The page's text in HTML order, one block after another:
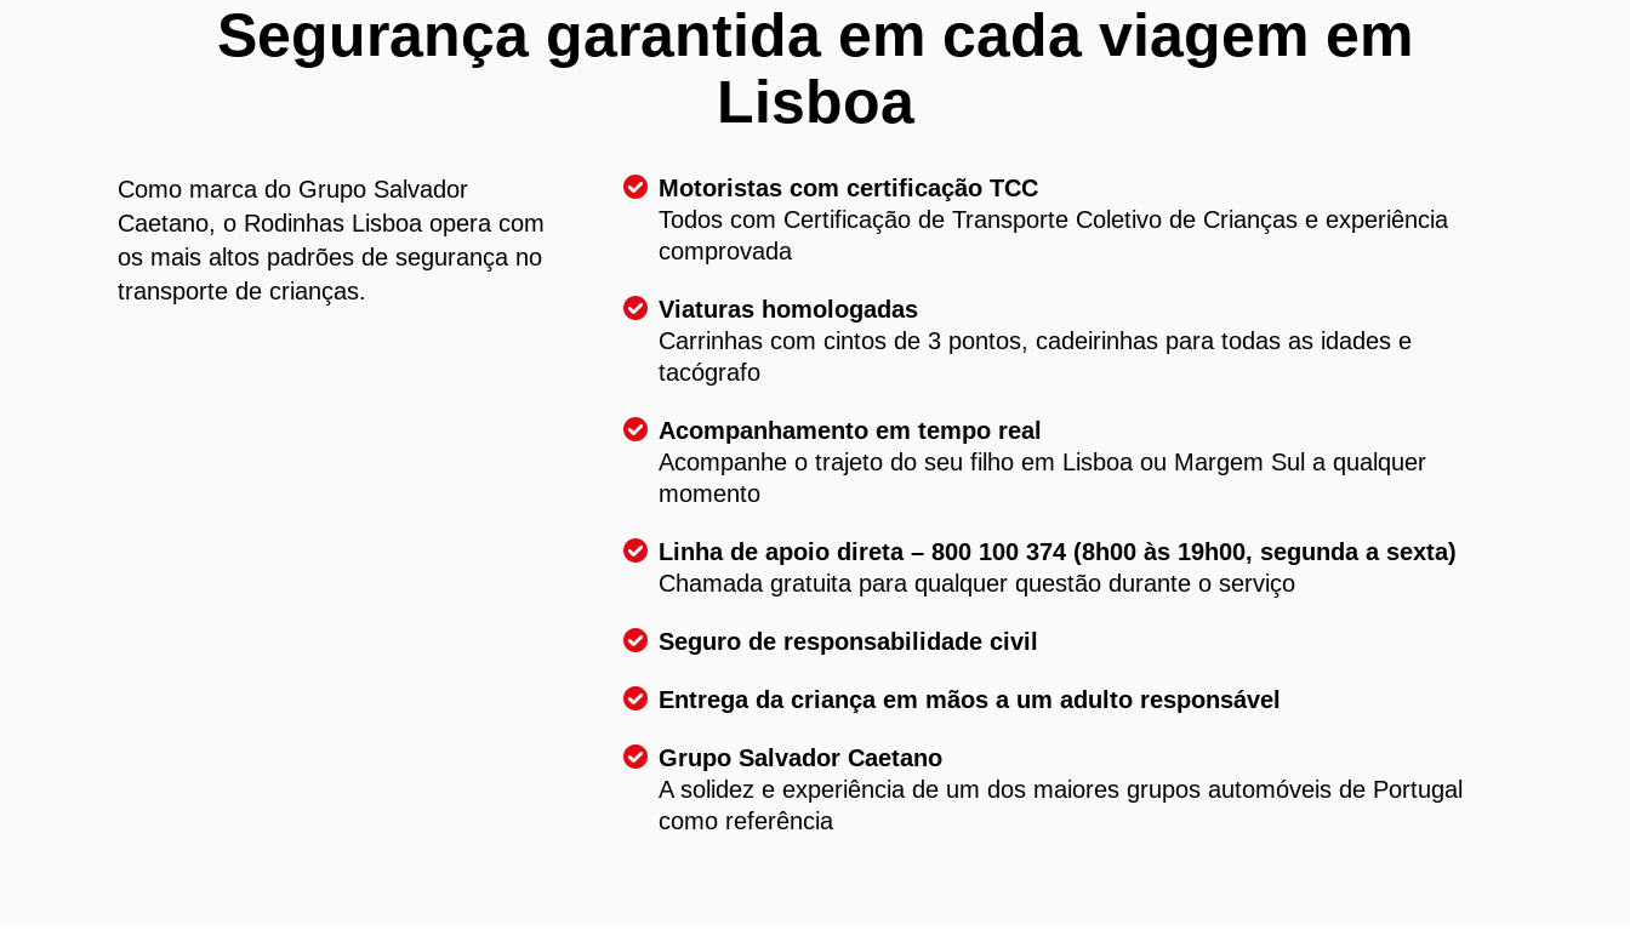
Segurança garantida em cada viagem em
Lisboa
Como marca do Grupo Salvador
Caetano, o Rodinhas Lisboa opera com
os mais altos padrões de segurança no
transporte de crianças.
Motoristas com certificação TCC
Todos com Certificação de Transporte Coletivo de Crianças e experiência
comprovada
Viaturas homologadas
Carrinhas com cintos de 3 pontos, cadeirinhas para todas as idades e
tacógrafo
Acompanhamento em tempo real
Acompanhe o trajeto do seu filho em Lisboa ou Margem Sul a qualquer
momento
Linha de apoio direta – 800 100 374 (8h00 às 19h00, segunda a sexta)
Chamada gratuita para qualquer questão durante o serviço
Seguro de responsabilidade civil
Entrega da criança em mãos a um adulto responsável
Grupo Salvador Caetano
A solidez e experiência de um dos maiores grupos automóveis de Portugal
como referência